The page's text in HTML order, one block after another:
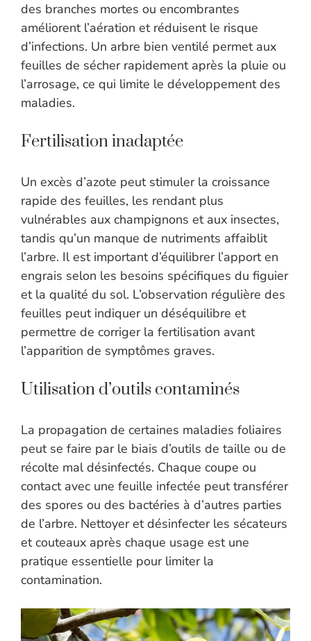
des branches mortes ou encombrantes
améliorent l’aération et réduisent le risque
d’infections. Un arbre bien ventilé permet aux
feuilles de sécher rapidement après la pluie ou
l’arrosage, ce qui limite le développement des
maladies.
Fertilisation inadaptée
Un excès d’azote peut stimuler la croissance
rapide des feuilles, les rendant plus
vulnérables aux champignons et aux insectes,
tandis qu’un manque de nutriments affaiblit
l’arbre. Il est important d’équilibrer l’apport en
engrais selon les besoins spécifiques du figuier
et la qualité du sol. L’observation régulière des
feuilles peut indiquer un déséquilibre et
permettre de corriger la fertilisation avant
l’apparition de symptômes graves.
Utilisation d’outils contaminés
La propagation de certaines maladies foliaires
peut se faire par le biais d’outils de taille ou de
récolte mal désinfectés. Chaque coupe ou
contact avec une feuille infectée peut transférer
des spores ou des bactéries à d’autres parties
de l’arbre. Nettoyer et désinfecter les sécateurs
et couteaux après chaque usage est une
pratique essentielle pour limiter la
contamination.